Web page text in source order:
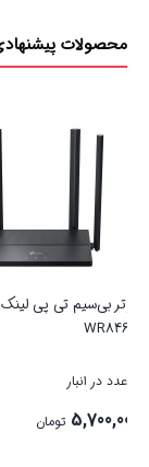
محصولات
رادیو وایرلس
DynaDish 5
5 عدد در انبار
54,000,000